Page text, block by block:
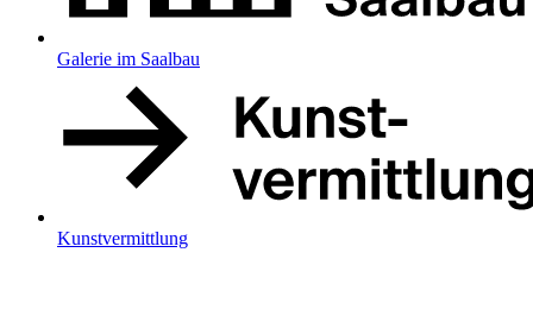
Galerie im Saalbau
Kunstvermittlung